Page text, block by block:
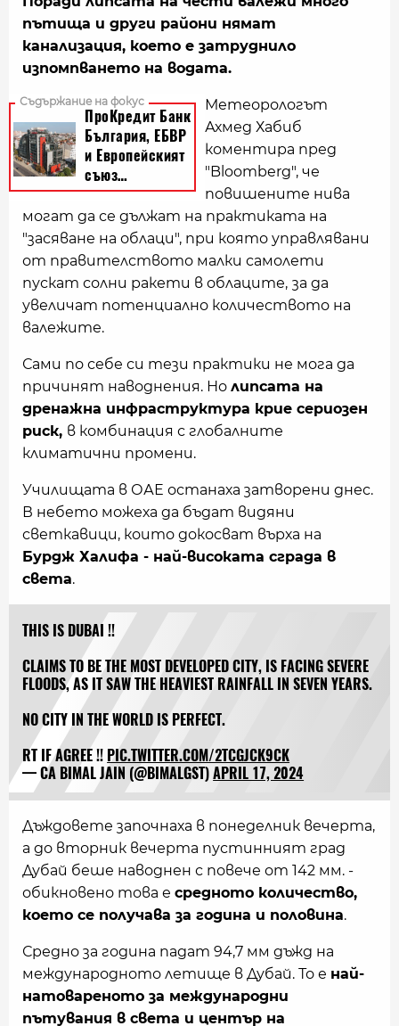
пътища и други райони нямат
канализация, което е затруднило
изпомпването на водата.
Метеорологът
Ахмед Хабиб
коментира пред
"Bloomberg", че
повишените нива
могат да се дължат на практиката на
"засяване на облаци", при която управлявани
от правителството малки самолети
пускат солни ракети в облаците, за да
увеличат потенциално количеството на
валежите.
Сами по себе си тези практики не мога да
причинят наводнения. Но липсата на
дренажна инфраструктура крие сериозен
риск, в комбинация с глобалните
климатични промени.
Училищата в ОАЕ останаха затворени днес.
В небето можеха да бъдат видяни
светкавици, които докосват върха на
Бурдж Халифа - най-високата сграда в
света.
THIS IS DUBAI !!
CLAIMS TO BE THE MOST DEVELOPED CITY, IS FACING SEVERE
FLOODS, AS IT SAW THE HEAVIEST RAINFALL IN SEVEN YEARS.
NO CITY IN THE WORLD IS PERFECT.
RT IF AGREE !! PIC.TWITTER.COM/2TCGJCK9CK
— CA BIMAL JAIN (@BIMALGST)APRIL 17, 2024
Дъждовете започнаха в понеделник вечерта,
а до вторник вечерта пустинният град
Дубай беше наводнен с повече от 142 мм. -
обикновено това е средното количество,
което се получава за година и половина.
Средно за година падат 94,7 мм дъжд на
международното летище в Дубай. То е най-
натовареното за международни
пътувания в света и център на